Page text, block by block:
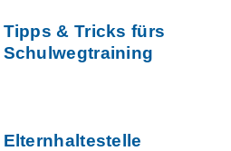
Tipps & Tricks fürs
Schulwegtraining
Elternhaltestelle